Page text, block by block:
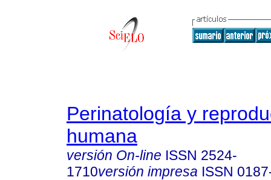
Perinatología y
humana
versión On-line ISSN 2524-
1710versión impresa ISSN